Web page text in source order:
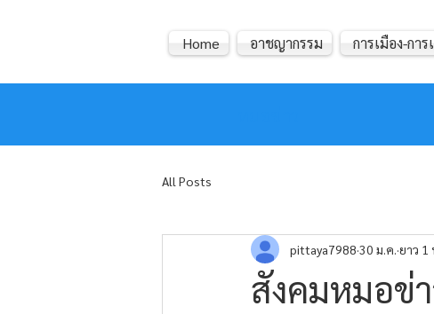
Home อาชญากรรม การเมือง-กา
All Posts
สังคมหมอข่
pittaya7988 30 ม.ค. ยาว 1